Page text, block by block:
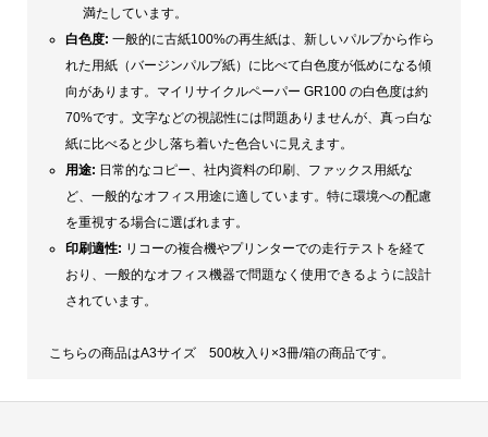
満たしています。
白色度: 一般的に古紙100%の再生紙は、新しいパルプから作ら
れた用紙（バージンパルプ紙）に比べて白色度が低めになる傾
向があります。マイリサイクルペーパー GR100 の白色度は約
70%です。文字などの視認性には問題ありませんが、真っ白な
紙に比べると少し落ち着いた色合いに見えます。
用途: 日常的なコピー、社内資料の印刷、ファックス用紙な
ど、一般的なオフィス用途に適しています。特に環境への配慮
を重視する場合に選ばれます。
印刷適性: リコーの複合機やプリンターでの走行テストを経て
おり、一般的なオフィス機器で問題なく使用できるように設計
されています。
こちらの商品はA3サイズ 500枚入り×3冊/箱の商品です。